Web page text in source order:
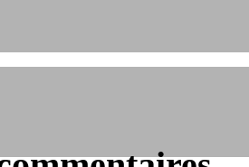
et de sa charte qui encadre nos actions
vous souhaitez adhérer à
en...